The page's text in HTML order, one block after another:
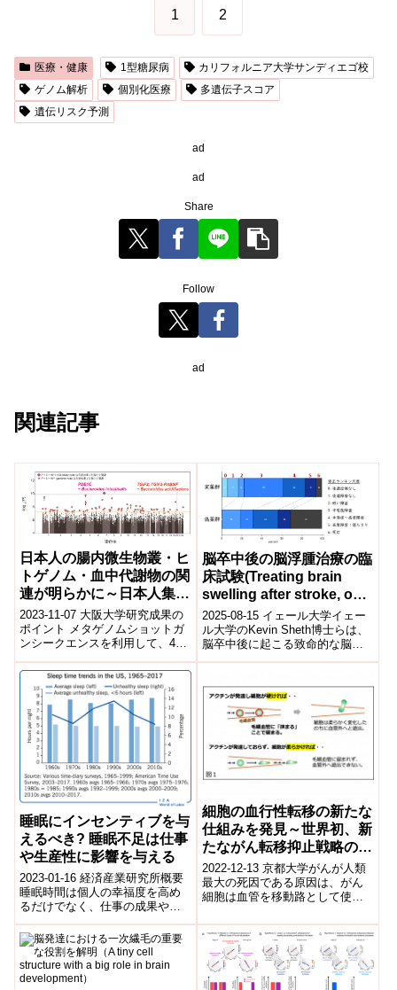
1 2
医療・健康 1型糖尿病
カリフォルニア大学サンディエゴ校
ゲノム解析
個別化医療
多遺伝子スコア
遺伝リスク予測
ad
ad
Share
Follow
ad
関連記事
日本人の腸内微生物叢・ヒ
トゲノム・血中代謝物の関
連が明らかに～日本人集団
初の大規模データベースを
構築～
2023-11-07 大阪大学研究成果の
ポイント メタゲノムショットガ
ンシークエンスを利用して、423
イド関連解析を実施し、特定の
腸...
脳卒中後の脳浮腫治療の臨
床試験(Treating brain
swelling after stroke, one
trial at a time)
2025-08-15 イェール大学イェー
ル大学のKevin Sheth博士らは、
脳卒中後に起こる致命的な脳浮
腫に対する新規治療法を研究し
睡眠にインセンティブを与
えるべき? 睡眠不足は仕事
や生産性に影響を与える
2023-01-16 経済産業研究所概要
睡眠時間は個人の幸福度を高め
るだけでなく、仕事の成果や生
産性にも影響を与える。睡眠
は、会社のスケジュールや締め
切り、長時...
細胞の血行性転移の新たな
仕組みを発見～世界初、新
たながん転移抑止戦略の開
発にも期待～
2022-12-13 京都大学がんが人類
最大の死因である原因は、がん
細胞は血管を移動路として使用
いわゆる「血行性転移(以降、転
移)」...